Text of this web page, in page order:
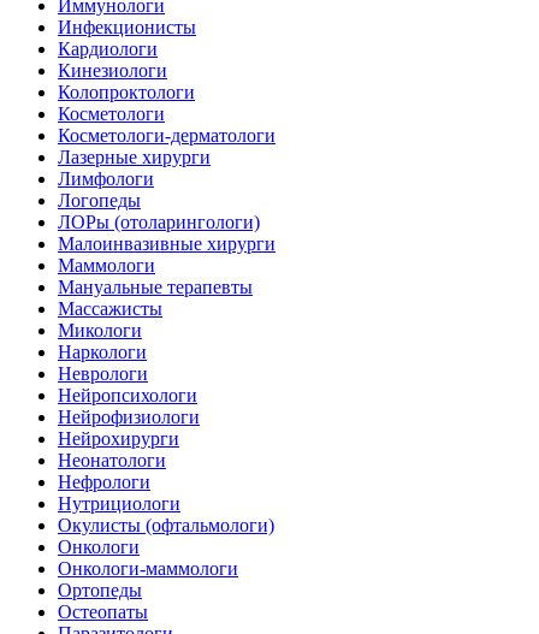
Иммунологи
Инфекционисты
Кардиологи
Кинезиологи
Колопроктологи
Косметологи
Косметологи-дерматологи
Лазерные хирурги
Лимфологи
Логопеды
ЛОРы (отоларингологи)
Малоинвазивные хирурги
Маммологи
Мануальные терапевты
Массажисты
Микологи
Наркологи
Неврологи
Нейропсихологи
Нейрофизиологи
Нейрохирурги
Неонатологи
Нефрологи
Нутрициологи
Окулисты (офтальмологи)
Онкологи
Онкологи-маммологи
Ортопеды
Остеопаты